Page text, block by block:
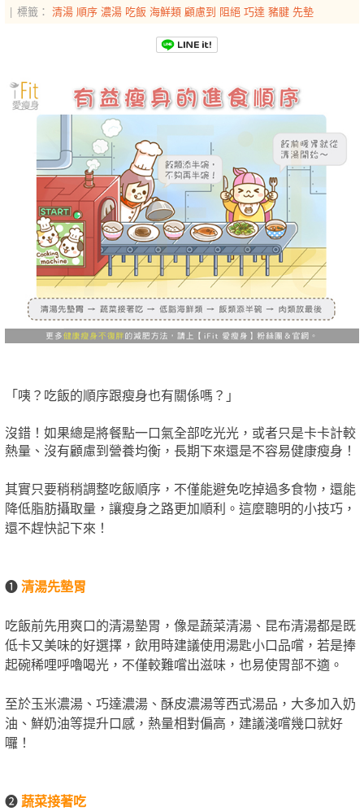
標籤： 清湯 順序 濃湯 吃飯 海鮮類 顧慮到 阻絕 巧達 豬腱 先墊
「咦？吃飯的順序跟瘦身也有關係嗎？」
沒錯！如果總是將餐點一口氣全部吃光光，或者只是卡卡計較
熱量、沒有顧慮到營養均衡，長期下來還是不容易健康瘦身！
其實只要稍稍調整吃飯順序，不僅能避免吃掉過多食物，還能
降低脂肪攝取量，讓瘦身之路更加順利。這麼聰明的小技巧，
還不趕快記下來！
❶清湯先墊胃
吃飯前先用爽口的清湯墊胃，像是蔬菜清湯、昆布清湯都是既
低卡又美味的好選擇，飲用時建議使用湯匙小口品嚐，若是捧
起碗稀哩呼嚕喝光，不僅較難嚐出滋味，也易使胃部不適。
至於玉米濃湯、巧達濃湯、酥皮濃湯等西式湯品，大多加入奶
油、鮮奶油等提升口感，熱量相對偏高，建議淺嚐幾口就好
囉！
❷蔬菜接著吃